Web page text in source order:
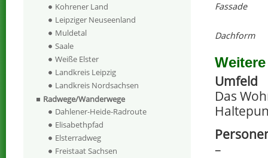
Fassade
Dachform
Umfeld
Das
–
Kohrener Land
Leipziger Neuseenland
Muldetal
Saale
Weiße Elster
Landkreis Leipzig
Landkreis Nordsachsen
Radwege/Wanderwege
Dahlener-Heide-Radroute
Elisabethpfad
Elsterradweg
Freistaat Sachsen